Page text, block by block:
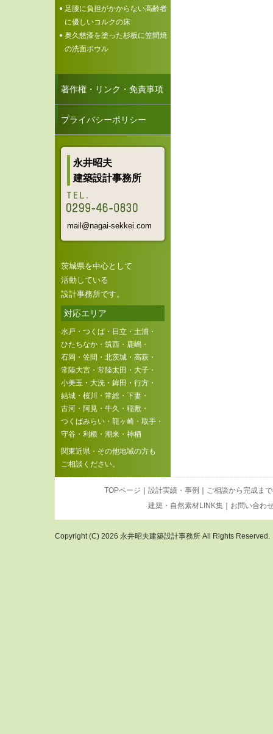
足腰に負担がかからない高齢者
に優しいコルクの床
奥久慈漆を塗った杉板に笠間焼
の洗面ボウル
著作権・リンク・免責事項
プライバシーポリシー
永井昭夫
建築設計事務所
mail@nagai-sekkei.com
茨城県を中心として
活動している
設計事務所です。
対応エリア
水戸・つくば・日立・土浦・
ひたちなか・筑西・鹿嶋・
石岡・笠間・北茨城・高萩・
常陸大宮・常陸太田・大子・
小美玉・大洗・鉾田・行方・
結城・桜川・常総・下妻・
古河・阿見・牛久・稲敷・
つくばみらい・龍ヶ崎・取手・
守谷・利根・潮来・神栖
関東近県・その他地域の方も
ご相談ください。
TOPページ 設計実績・事例
ご相談から完成ま
建築・自然素材LINK集｜ お問い合わ
Copyright (C) 2026 永井昭夫建築設計事務所 All Rights Reserved.